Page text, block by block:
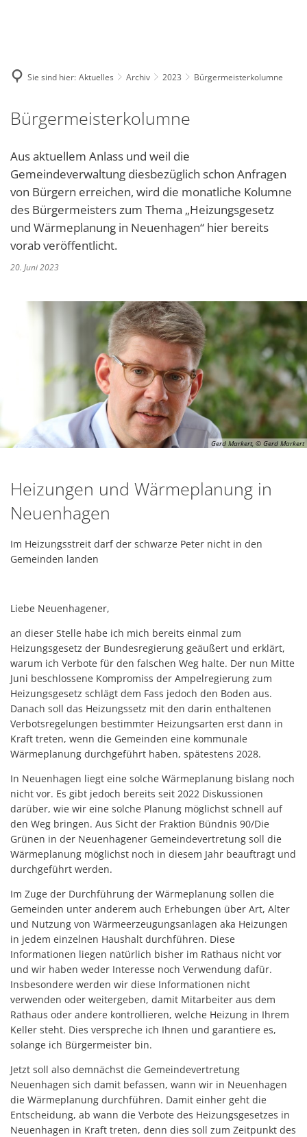
Sie sind hier: Aktuelles Archiv 2023 Bürgermeisterkolumne
Bürgermeisterkolumne
Aus aktuellem Anlass und weil die
Gemeindeverwaltung diesbezüglich schon Anfragen
von Bürgern erreichen, wird die monatliche Kolumne
des Bürgermeisters zum Thema „Heizungsgesetz
und Wärmeplanung in Neuenhagen“ hier bereits
vorab veröffentlicht.
20. Juni 2023
Gerd Markert, © Gerd Markert
Heizungen und Wärmeplanung in
Neuenhagen
Im Heizungsstreit darf der schwarze Peter nicht in den
Gemeinden landen
Liebe Neuenhagener,
an dieser Stelle habe ich mich bereits einmal zum
Heizungsgesetz der Bundesregierung geäußert und erklärt,
warum ich Verbote für den falschen Weg halte. Der nun Mitte
Juni beschlossene Kompromiss der Ampelregierung zum
Heizungsgesetz schlägt dem Fass jedoch den Boden aus.
Danach soll das Heizungssetz mit den darin enthaltenen
Verbotsregelungen bestimmter Heizungsarten erst dann in
Kraft treten, wenn die Gemeinden eine kommunale
Wärmeplanung durchgeführt haben, spätestens 2028.
In Neuenhagen liegt eine solche Wärmeplanung bislang noch
nicht vor. Es gibt jedoch bereits seit 2022 Diskussionen
darüber, wie wir eine solche Planung möglichst schnell auf
den Weg bringen. Aus Sicht der Fraktion Bündnis 90/Die
Grünen in der Neuenhagener Gemeindevertretung soll die
Wärmeplanung möglichst noch in diesem Jahr beauftragt und
durchgeführt werden.
Im Zuge der Durchführung der Wärmeplanung sollen die
Gemeinden unter anderem auch Erhebungen über Art, Alter
und Nutzung von Wärmeerzeugungsanlagen aka Heizungen
in jedem einzelnen Haushalt durchführen. Diese
Informationen liegen natürlich bisher im Rathaus nicht vor
und wir haben weder Interesse noch Verwendung dafür.
Insbesondere werden wir diese Informationen nicht
verwenden oder weitergeben, damit Mitarbeiter aus dem
Rathaus oder andere kontrollieren, welche Heizung in Ihrem
Keller steht. Dies verspreche ich Ihnen und garantiere es,
solange ich Bürgermeister bin.
Jetzt soll also demnächst die Gemeindevertretung
Neuenhagen sich damit befassen, wann wir in Neuenhagen
die Wärmeplanung durchführen. Damit einher geht die
Entscheidung, ab wann die Verbote des Heizungsgesetzes in
Neuenhagen in Kraft treten, denn dies soll zum Zeitpunkt des